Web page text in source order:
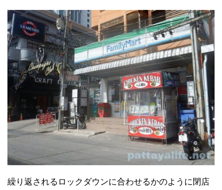
繰り返されるロックダウンに合わせるかのように閉店